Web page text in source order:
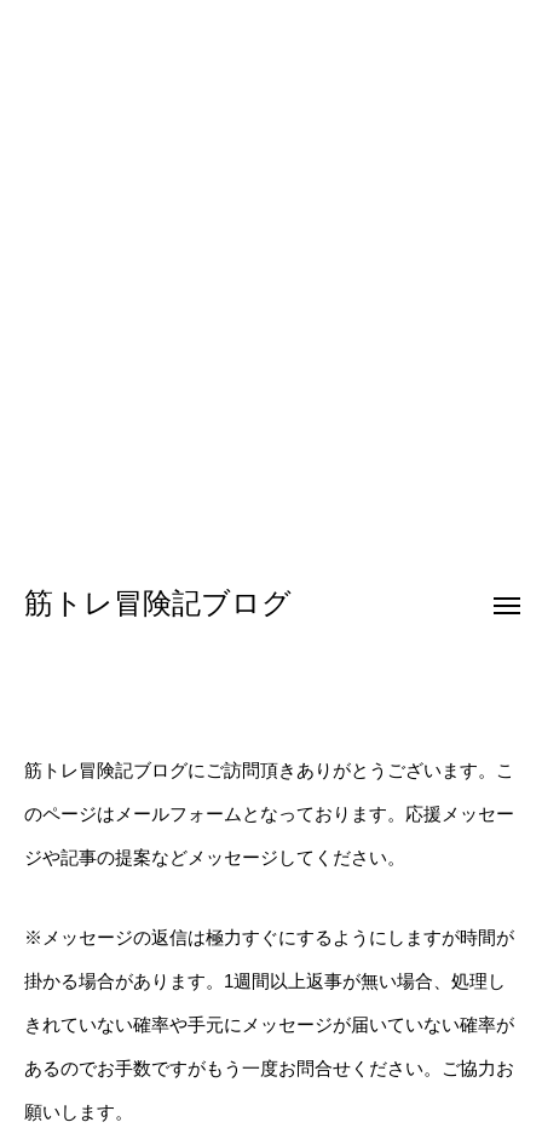
筋トレ冒険記ブログ
筋トレ冒険記ブログにご訪問頂きありがとうございます。こ
のページはメールフォームとなっております。応援メッセー
ジや記事の提案などメッセージしてください。
※メッセージの返信は極力すぐにするようにしますが時間が
掛かる場合があります。1週間以上返事が無い場合、処理し
きれていない確率や手元にメッセージが届いていない確率が
あるのでお手数ですがもう一度お問合せください。ご協力お
願いします。